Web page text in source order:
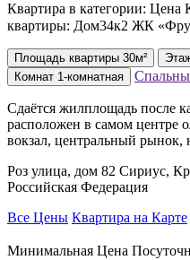
Квартира в категории: Цена
квартиры: Дом34к2 ЖК
Площадь квартиры 30м²
Комнат 1-комнатная
Сдаётся жилплощадь после
расположен в самом центре
вокзал, центральный рынок,
Роз улица, дом 82 Сириус,
Российская Федерация
Все Цены Квартира на Карте
Минимальная Цена